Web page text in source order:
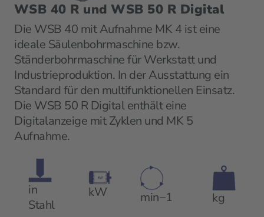
WSB 40 R und WSB 50 R Digital
Die WSB 40 mit Aufnahme MK 4 ist eine
ideale Säulenbohrmaschine bzw.
Ständerbohrmaschine für Werkstatt und
Industrieproduktion. In der Ausstattung ein
Standard für den multifunktionellen Einsatz.
Die WSB 50 R Digital enthält eine
Digitalanzeige mit Zyklen und MK 5
Aufnahme.
in
Stahl
kW min−1 kg